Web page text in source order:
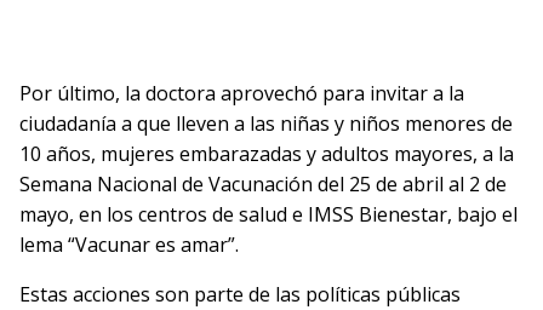
Por último, la doctora aprovechó para invitar a la
ciudadanía a que lleven a las niñas y niños menores de
10 años, mujeres embarazadas y adultos mayores, a la
Semana Nacional de Vacunación del 25 de abril al 2 de
mayo, en los centros de salud e IMSS Bienestar, bajo el
lema “Vacunar es amar”.
Estas acciones son parte de las políticas públicas